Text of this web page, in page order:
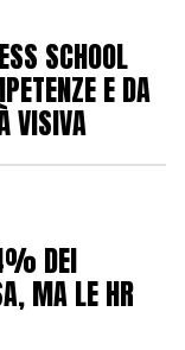
SCHOOL
E DA
VISIVA
DEI
MA LE HR